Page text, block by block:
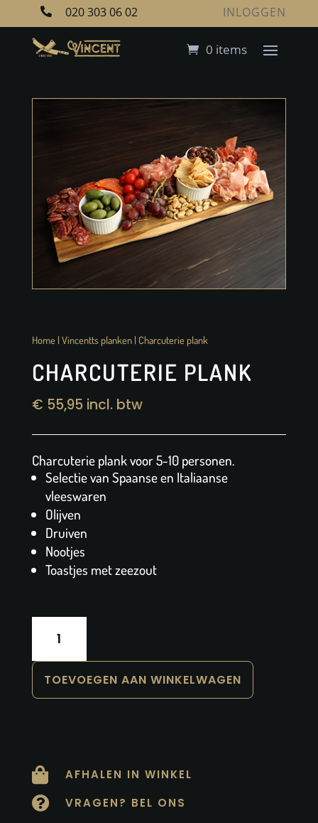
 020 303 06 02 INLOGGEN
0 items
Home| Vincentts planken| Charcuterie plank
CHARCUTERIE PLANK
€ 55,95 incl. btw
Charcuterie plank voor 5-10 personen.
Selectie van Spaanse en Italiaanse
vleeswaren
Olijven
Druiven
Nootjes
Toastjes met zeezout
Charcuterie
plank
aantal
TOEVOEGEN AAN WINKELWAGEN
 AFHALEN IN WINKEL
 VRAGEN? BEL ONS